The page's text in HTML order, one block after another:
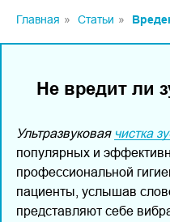
Главная » Статьи »
Не вредит ли
Ультразвуковая чистка
популярных и
профессиональной
пациенты, услышав
представляют себе